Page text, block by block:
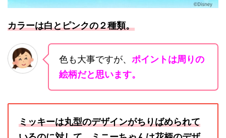
カラーは白とピンクの２種類。
色も大事ですが、 ポイントは周りの
絵柄だと思います。
ミッキーは丸型のデザインがちりばめられて